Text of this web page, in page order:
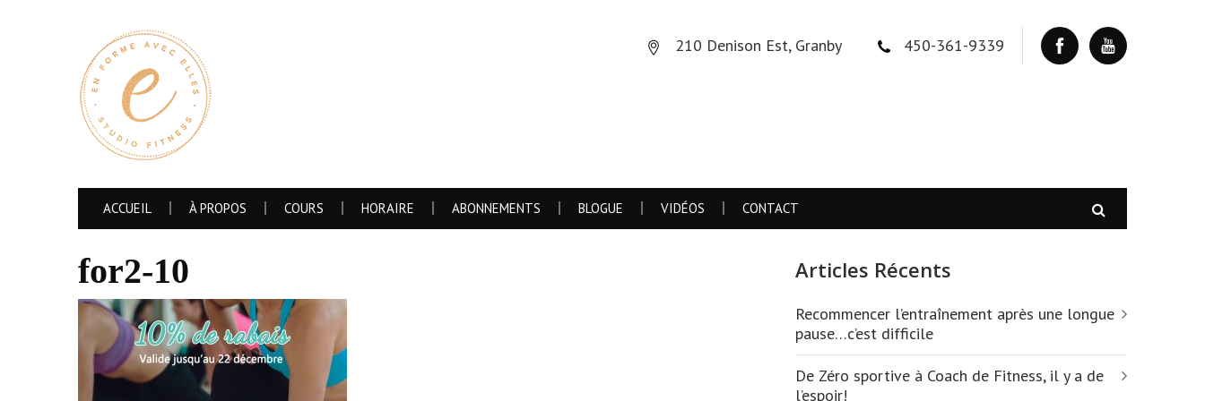
210 Denison Est, Granby 450-361-9339
ACCUEIL À PROPOS COURS HORAIRE ABONNEMENTS BLOGUE VIDÉOS CONTACT
for2-10 Articles Récents
Recommencer l’entraînement après une longue
pause…c’est difficile
De Zéro sportive à Coach de Fitness, il y a de
l’espoir!
expérience de navigation personnalisée et de vous proposer des publicités ciblées.